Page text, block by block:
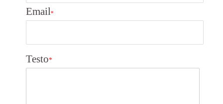
Email*
Testo*